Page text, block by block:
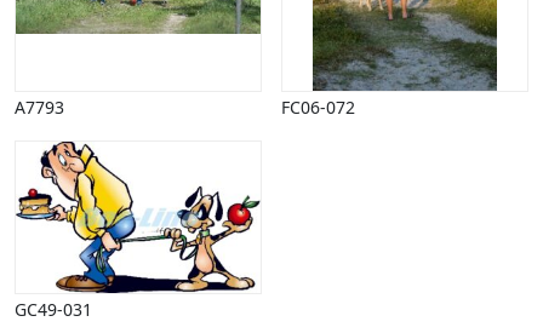
Skibe, både, søfart
Sport
Stjernetegn, astrologi
Sundhed, sygdom
Trafik, færdsel
Uddannelse
Udsalg og andre begreber
Underholdning, kultur
A7793 FC06-072
GC49-031